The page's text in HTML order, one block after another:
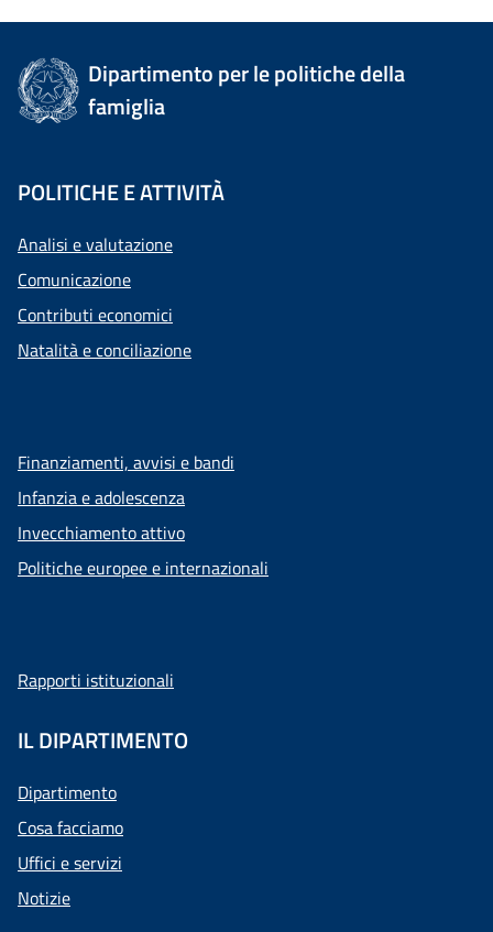
Dipartimento per le politiche della
famiglia
POLITICHE E ATTIVITÀ
Analisi e valutazione
Comunicazione
Contributi economici
Natalità e conciliazione
Finanziamenti, avvisi e bandi
Infanzia e adolescenza
Invecchiamento attivo
Politiche europee e internazionali
Rapporti istituzionali
IL DIPARTIMENTO
Dipartimento
Cosa facciamo
Uffici e servizi
Notizie